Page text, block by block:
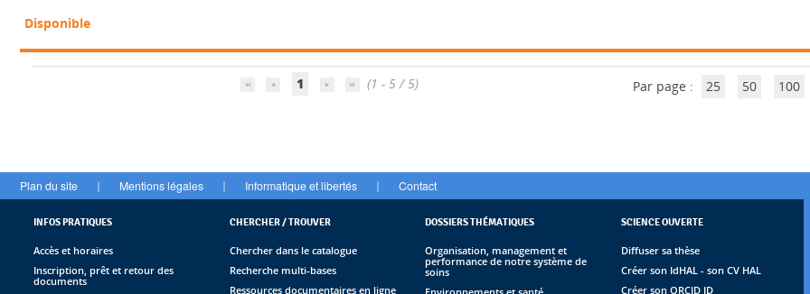
Disponible
1 (1 - 5 / 5) Par page : 25 50 100
Plan du site | Mentions légales | Informatique et libertés | Contact
INFOS PRATIQUES
Accès et horaires
Inscription, prêt et retour des
documents
CHERCHER / TROUVER
Chercher dans le catalogue
Recherche multi-bases
Ressources documentaires en ligne
DOSSIERS THÉMATIQUES
Organisation, management et
performance de notre système de
soins
SCIENCE OUVERTE
Diffuser sa thèse
Créer son IdHAL - son CV HAL
Créer son ORCID ID